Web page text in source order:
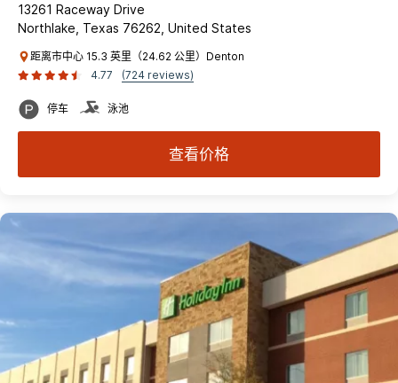
13261 Raceway Drive
Northlake, Texas 76262, United States
距离市中心 15.3 英里（24.62 公里）Denton
4.77
(724 reviews)
停车 泳池
查看价格